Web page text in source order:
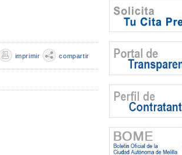
imprimir compartir